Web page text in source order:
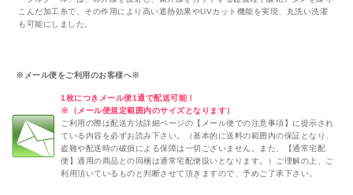
こんだ加工糸で、その作用により高い遮熱効果やUVカット機能を実現、丸洗い洗濯
も可能にしました。
※メール便をご利用のお客様へ※
1枚につきメール便1通で配送可能！
※（メール便規定範囲内のサイズとなります）
ご利用の際は配送方法詳細ページの【メール便での注意事項】に提示され
ている内容を必ずお読み下さい。（基本的に送料の範囲内の保証となり、
盗難や配送時の破損による保障は一切ございません。また、【通常宅配
便】適用の商品との同梱は通常宅配便扱いとなります。）ご理解の上、ご
利用頂いているものと判断させて頂きますので、予めご了承下さい。